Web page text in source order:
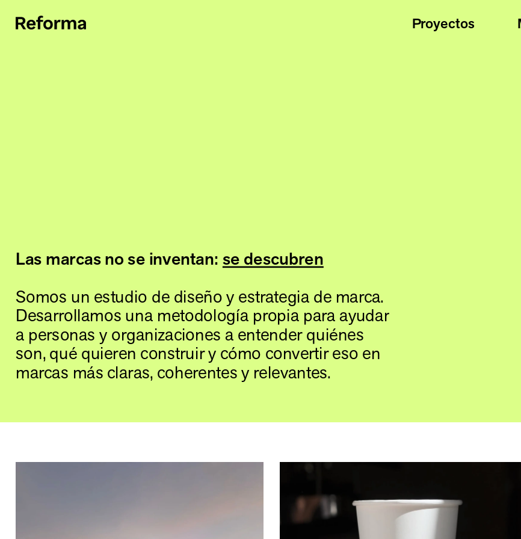
Las marcas no se inventan: se descubren
Somos un estudio de diseño y estrategia de marca.
Desarrollamos una metodología propia para ayudar
a personas y organizaciones a entender quiénes
son, qué quieren construir y cómo convertir eso en
marcas más claras, coherentes y relevantes.
Proyectos